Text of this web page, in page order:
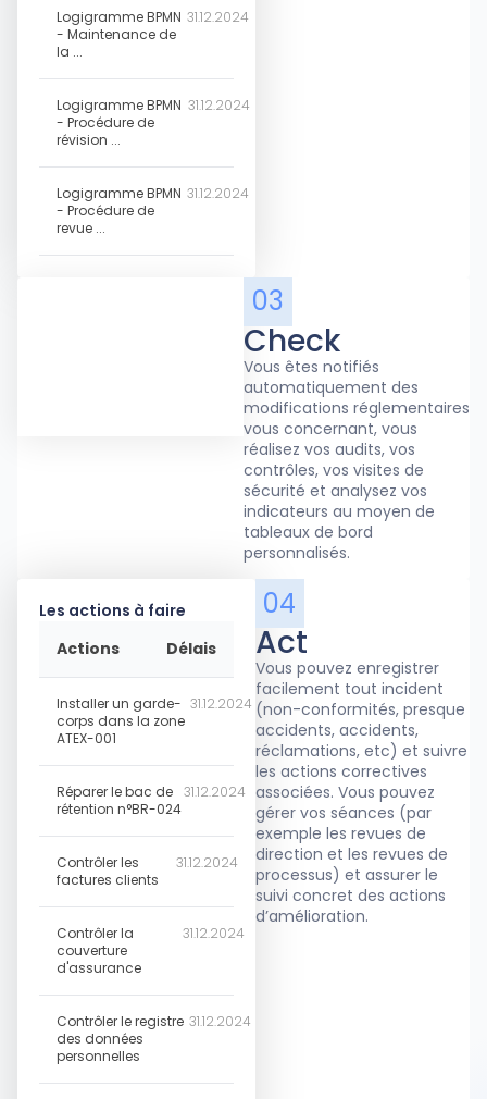
Logigramme BPMN
- Maintenance de
la ...
31.12.2024
Logigramme BPMN
- Procédure de
révision ...
31.12.2024
Logigramme BPMN
- Procédure de
revue ...
31.12.2024
03
Check
Vous êtes notifiés
automatiquement des
modifications réglementaires
vous concernant, vous
réalisez vos audits, vos
contrôles, vos visites de
sécurité et analysez vos
indicateurs au moyen de
tableaux de bord
personnalisés.
Les actions à faire
Actions
Délais
Installer un garde-
corps dans la zone
ATEX-001
31.12.2024
Réparer le bac de
rétention n°BR-024
31.12.2024
Contrôler les
factures clients
31.12.2024
Contrôler la
couverture
d'assurance
31.12.2024
Contrôler le registre
des données
personnelles
31.12.2024
04
Act
Vous pouvez enregistrer
facilement tout incident
(non-conformités, presque
accidents, accidents,
réclamations, etc) et suivre
les actions correctives
associées. Vous pouvez
gérer vos séances (par
exemple les revues de
direction et les revues de
processus) et assurer le
suivi concret des actions
d’amélioration.